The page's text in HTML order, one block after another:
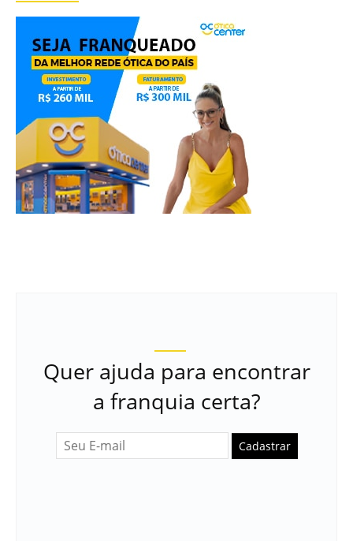
Quer ajuda para encontrar
a franquia certa?
Cadastrar